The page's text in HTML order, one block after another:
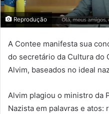
Reprodução
A Contee manifesta sua
do secretário da Cultura do
Alvim, baseados no ideal
Alvim plagiou o ministro da
Nazista em palavras e atos: